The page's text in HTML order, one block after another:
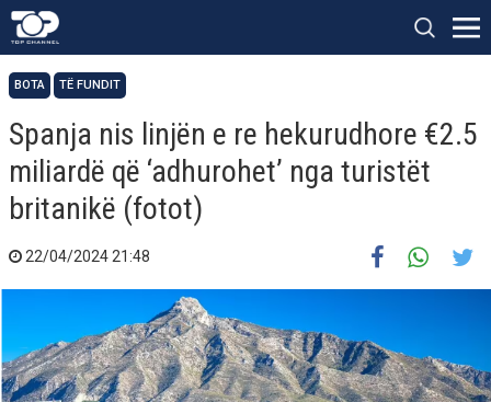
BOTA TË FUNDIT
Spanja nis linjën e re hekurudhore €2.5
miliardë që ‘adhurohet’ nga turistët
britanikë (fotot)
22/04/2024 21:48